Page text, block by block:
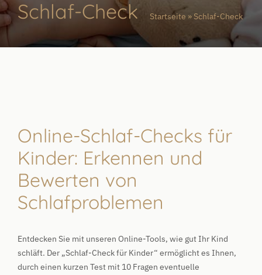
Schlaf-Check Startseite » Schlaf-Check
Online-Schlaf-Checks für
Kinder: Erkennen und
Bewerten von
Schlafproblemen
Entdecken Sie mit unseren Online-Tools, wie gut Ihr Kind
schläft. Der „Schlaf-Check für Kinder“ ermöglicht es Ihnen,
durch einen kurzen Test mit 10 Fragen eventuelle